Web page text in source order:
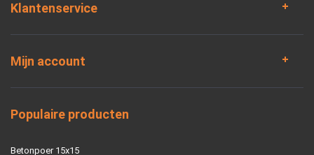
Klantenservice
Mijn account
Populaire producten
Betonpoer 15x15